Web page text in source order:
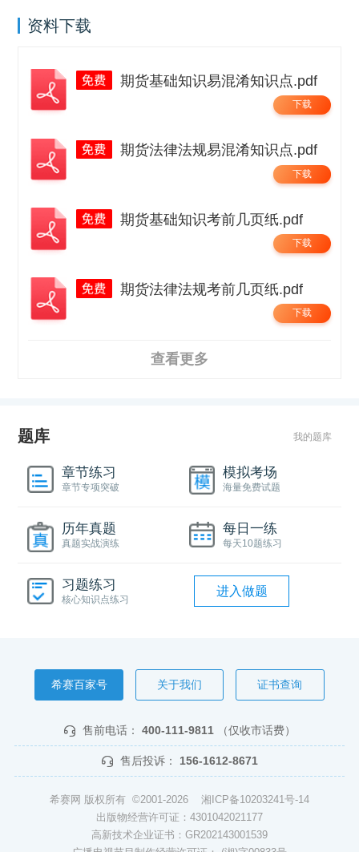
资料下载
期货基础知识易混淆知识点.pdf
下载
期货法律法规易混淆知识点.pdf
下载
期货基础知识考前几页纸.pdf
下载
期货法律法规考前几页纸.pdf
下载
查看更多
题库 我的题库
章节练习
章节专项突破
模拟考场
海量免费试题
历年真题
真题实战演练
每日一练
每天10题练习
习题练习
核心知识点练习
进入做题
希赛百家号 关于我们 证书查询
售前电话： 400-111-9811 （仅收市话费）
售后投诉： 156-1612-8671
希赛网 版权所有 ©2001-2026 湘ICP备10203241号-14
出版物经营许可证：4301042021177
高新技术企业证书：GR202143001539